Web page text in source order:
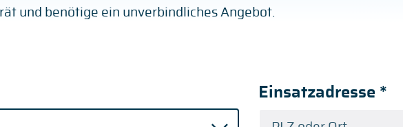
und benötige ein unverbindliches Angebot.
Einsatzadresse *